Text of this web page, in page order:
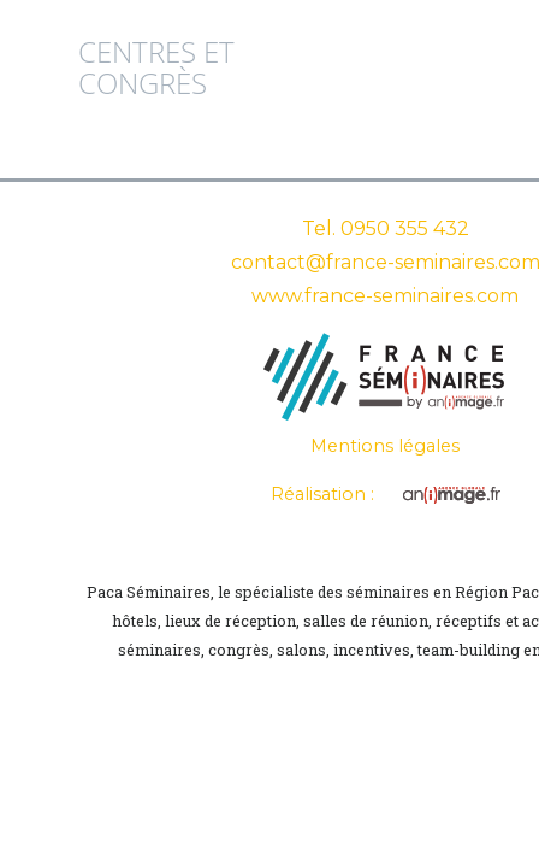
CENTRES ET
CONGRÈS
Tel. 0950 355 432
contact@france-seminaires.com
www.france-seminaires.com
Mentions légales
Réalisation :
Paca Séminaires, le spécialiste des séminaires en Région
hôtels, lieux de réception, salles de réunion, réceptifs et
séminaires, congrès, salons, incentives, team-building